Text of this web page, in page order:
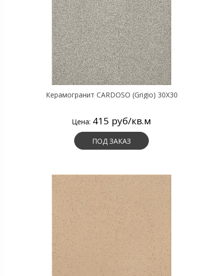
Керамогранит CARDOSO (Grigio) 30X30
Цена: 415 руб/кв.м
ПОД ЗАКАЗ